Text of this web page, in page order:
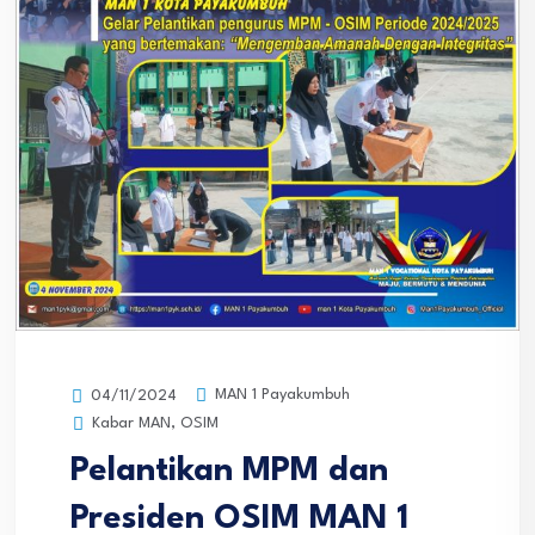
04/11/2024
MAN 1 Payakumbuh
Kabar MAN , OSIM
Pelantikan MPM dan
Presiden OSIM MAN 1